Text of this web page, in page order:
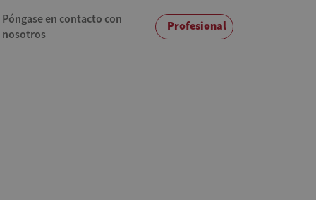
Póngase en contacto con
nosotros
Profesional